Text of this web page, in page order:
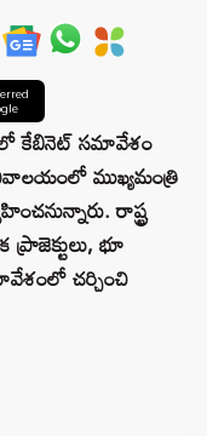
కేబినెట్ సమావేశం
ముఖ్యమంత్రి
రాష్ట్ర
భూ
చర్చించి